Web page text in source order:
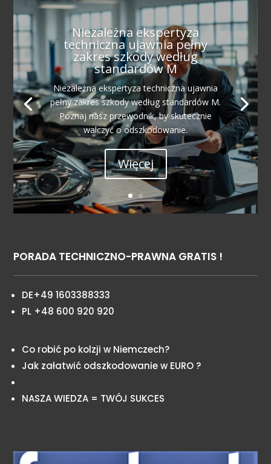
Niezależna ekspertyza
techniczna ujawnia pełny
zakres szkody według
standardów M
Niezależna ekspertyza techniczna ujawnia
pełny zakres szkody według standardów M.
Poznaj nasz przewodnik, by skutecznie
walczyć o odszkodowanie.
Więcej
PORADA TECHNICZNO-PRAWNA GRATIS !
DE+49 1603388333
PL +48 600 920 920
Co robić po kolzji w Niemczech?
Jak załatwić odszkodowanie w EURO ?
NASZA WIEDZA = TWÓJ SUKCES